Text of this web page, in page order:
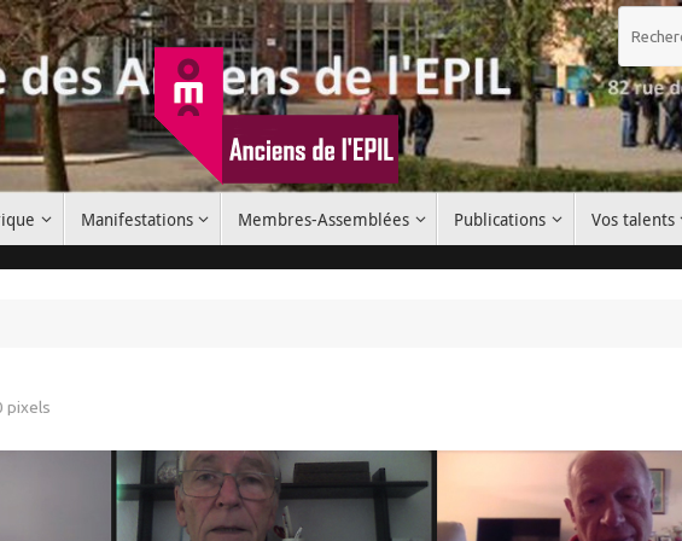
Manifestations Membres-Assemblées Publications Vos talents
pixels